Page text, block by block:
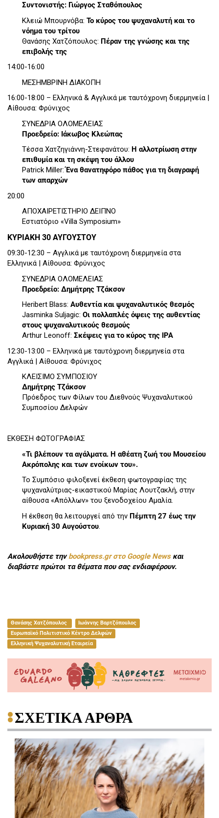
Συντονιστής: Γιώργος Σταθόπουλος
Κλειώ Μπουρνόβα: Το κύρος του ψυχαναλυτή και το
νόημα του τρίτου
Θανάσης Χατζόπουλος: Πέραν της γνώσης και της
επιβολής της
14:00-16:00
ΜΕΣΗΜΒΡΙΝΗ ΔΙΑΚΟΠΗ
16:00-18:00 – Ελληνικά & Αγγλικά με ταυτόχρονη διερμηνεία |
Αίθουσα: Φρύνιχος
ΣΥΝΕΔΡΙΑ ΟΛΟΜΕΛΕΙΑΣ
Προεδρείο: Ιάκωβος Κλεώπας
Τέσσα Χατζηγιάννη-Στεφανάτου: Η αλλοτρίωση στην
επιθυμία και τη σκέψη του άλλου
Patrick Miller:Ένα θανατηφόρο πάθος για τη διαγραφή
των απαρχών
20:00
ΑΠΟΧΑΙΡΕΤΙΣΤΗΡΙΟ ΔΕΙΠΝΟ
Εστιατόριο «Villa Symposium»
ΚΥΡΙΑΚΗ 30 ΑΥΓΟΥΣΤΟΥ
09:30-12:30 – Αγγλικά με ταυτόχρονη διερμηνεία στα
Ελληνικά | Αίθουσα: Φρύνιχος
ΣΥΝΕΔΡΙΑ ΟΛΟΜΕΛΕΙΑΣ
Προεδρείο: Δημήτρης Τζάκσον
Heribert Blass: Αυθεντία και ψυχαναλυτικός θεσμός
Jasminka Suljagic: Οι πολλαπλές όψεις της αυθεντίας
στους ψυχαναλυτικούς θεσμούς
Arthur Leonoff: Σκέψεις για το κύρος της IPA
12:30-13:00 – Ελληνικά με ταυτόχρονη διερμηνεία στα
Αγγλικά | Αίθουσα: Φρύνιχος
ΚΛΕΙΣΙΜΟ ΣΥΜΠΟΣΙΟΥ
Δημήτρης Τζάκσον
Πρόεδρος των Φίλων του Διεθνούς Ψυχαναλυτικού
Συμποσίου Δελφών
ΕΚΘΕΣΗ ΦΩΤΟΓΡΑΦΙΑΣ
«Τι βλέπουν τα αγάλματα. Η αθέατη ζωή του Μουσείου
Ακρόπολης και των ενοίκων του».
Το Συμπόσιο φιλοξενεί έκθεση φωτογραφίας της
ψυχαναλύτριας-εικαστικού Μαρίας Λουτζακλή, στην
αίθουσα «Απόλλων» του ξενοδοχείου Αμαλία.
Η έκθεση θα λειτουργεί από την Πέμπτη 27 έως την
Κυριακή 30 Αυγούστου.
Ακολουθήστε τηνbookpress.gr στο Google Newsκαι
διαβάστε πρώτοι τα θέματα που σας ενδιαφέρουν.
Θανάσης Χατζόπουλος
Ιωάννης Βαρτζόπουλος
Ευρωπαϊκό Πολιτιστικό Κέντρο Δελφών
Ελληνική Ψυχαναλυτική Εταιρεία
ΣΧΕΤΙΚΑ ΑΡΘΡΑ